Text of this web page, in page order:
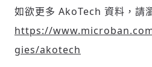
如欲更多 AkoTech 資料，請
https://
gies/akotech